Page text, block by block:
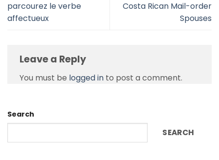
parcourez le verbe
affectueux
Costa Rican Mail-order
Spouses
Leave a Reply
You must be logged in to post a comment.
Search
SEARCH